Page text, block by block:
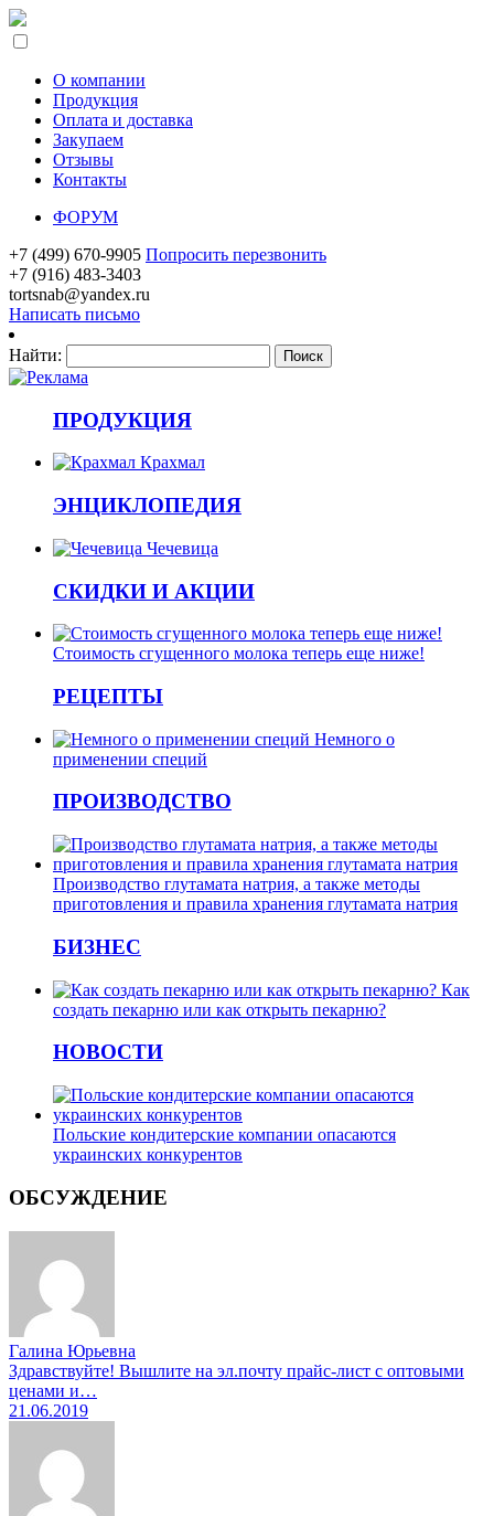
О компании
Продукция
Оплата и доставка
Закупаем
Отзывы
Контакты
ФОРУМ
+7 (499) 670-9905 Попросить перезвонить
+7 (916) 483-3403
tortsnab@yandex.ru
Написать письмо
Найти:
ПРОДУКЦИЯ
Крахмал
ЭНЦИКЛОПЕДИЯ
Чечевица
СКИДКИ И АКЦИИ
Стоимость сгущенного молока теперь еще ниже!
РЕЦЕПТЫ
Немного о
применении специй
ПРОИЗВОДСТВО
Производство глутамата натрия, а также методы
приготовления и правила хранения глутамата натрия
БИЗНЕС
Как
создать пекарню или как открыть пекарню?
НОВОСТИ
Польские кондитерские компании опасаются
украинских конкурентов
ОБСУЖДЕНИЕ
Галина Юрьевна
Здравствуйте! Вышлите на эл.почту прайс-лист с оптовыми
ценами и…
21.06.2019